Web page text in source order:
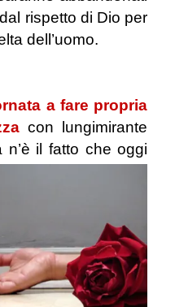
rispetto di Dio per
dell’uomo.
a fare propria
con lungimirante
n’è il fatto che oggi